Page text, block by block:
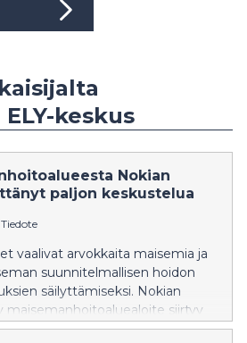
keskus
Nokian
paljon keskustelua
Tiedote
vaalivat arvokkaita maisemia ja
suunnitelmallisen hoidon
säilyttämiseksi. Nokian
maisemanhoitoaluealoite siirtyy
käsittelyyn vuodenvaihteen